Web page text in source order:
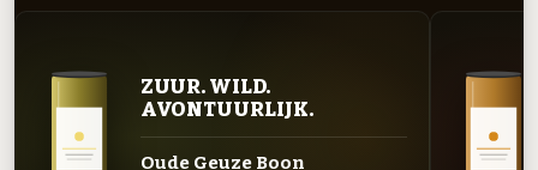
ZUUR. WILD.
AVONTUURLIJK.
Oude Geuze Boon